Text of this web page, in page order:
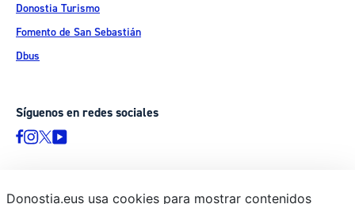
Donostia Turismo
Fomento de San Sebastián
Dbus
Síguenos en redes sociales
Donostia.eus usa cookies para mostrar contenidos